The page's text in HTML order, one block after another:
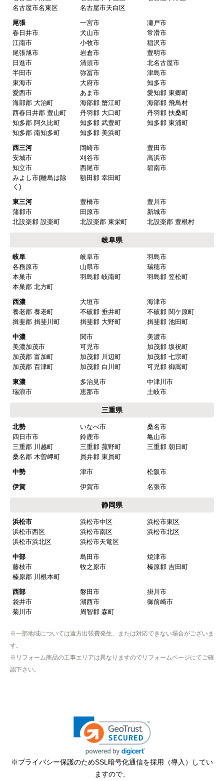
欲しい商品をスムーズに注文できましたか？
ショップからの連絡や対応は適切でしたか？
予定の期日までに商品が届きましたか？
商品の梱包は必要十分なものでしたか？
はい
【注文商品】換気扇・レンジフー
【このショップを選んだ理由は？】
た
【注文からどのくらいで届きましたか？】
【その他感想・コメント】
マークレさん
2025年10月10日 21:04
欲しい商品をスムーズに注文できましたか？
ショップからの連絡や対応は適切でしたか？
予定の期日までに商品が届きましたか？
はい
商品の梱包は必要十分なものでしたか？
【注文商品】浄水器・整水器 【注文時
期】2025年07月頃（モバイルから）
【このショップを選んだ理由は？】
近隣で安く、評判が良かったため
【注文からどのくらいで届きましたか？】
取付工事の数日前に調整して届けてくれた
作業をされた方はスムーズで親切でした
欲しい商品をスムーズに注文できましたか？
ショップからの連絡や対応は適切でしたか？
はい
名古屋市名東区
名古屋市天白区
尾張
一宮市
瀬戸市
春日井市
犬山市
常滑市
江南市
小牧市
稲沢市
尾張旭市
岩倉市
豊明市
日進市
清須市
北名古屋市
半田市
弥冨市
津島市
東海市
大府市
知多市
愛西市
あま市
愛知郡 東郷町
海部郡 大治町
海部郡 蟹江町
海部郡 飛鳥村
西春日井郡 豊山町
丹羽郡 大口町
丹羽郡 扶桑町
知多郡 阿久比町
知多郡 武豊町
知多郡 東浦町
知多郡 南知多町
知多郡 美浜町
西三河
岡崎市
豊田市
安城市
刈谷市
高浜市
知立市
西尾市
碧南市
みよし市(離島は除
く)
額田郡 幸田町
東三河 豊橋市
豊川市
蒲郡市
田原市
新城市
北設楽郡 設楽町
北設楽郡 東栄町 北設楽郡 豊根村
岐阜県
岐阜 岐阜市
羽島市
各務原市
山県市
瑞穂市
本巣市
羽島郡 岐南町
羽島郡 笠松町
本巣郡 北方町
西濃
大垣市
海津市
養老郡 養老町
不破郡 垂井町
不破郡 関ケ原町
揖斐郡 揖斐川町
揖斐郡 大野町
揖斐郡 池田町
中濃
関市
美濃市
美濃加茂市
可児市
加茂郡 坂祝町
加茂郡 富加町
加茂郡 川辺町
加茂郡 七宗町
加茂郡 百津町
加茂郡 白川町
可児郡 御嵩町
東濃
多治見市
中津川市
瑞浪市
恵那市 土岐市
三重県
北勢 いなべ市
桑名市
四日市市
鈴鹿市
亀山市
三重郡 川越町
三重郡 菰野町
三重郡 朝日町
桑名郡 木曽岬町
員弁郡 東員町
中勢
津市
松阪市
伊賀
伊賀市 名張市
静岡県
浜松市 浜松市中区
浜松市東区
浜松市西区
浜松市南区
浜松市北区
浜松市浜北区
浜松市天竜区
中部
島田市
焼津市
藤枝市
牧之原市
榛原郡 吉田町
榛原郡 川根本町
西部
磐田市
掛川市
袋井市
湖西市
御前崎市
菊川市
周智郡 森町
※一部地域については遠方出張費発生、または対応できない場合がございま
す。
※リフォーム商品の工事エリアは異なりますのでリフォームページにてご確
認下さい。
※プライバシー保護のためSSL暗号化通信を採用（導入）してい
ますので、